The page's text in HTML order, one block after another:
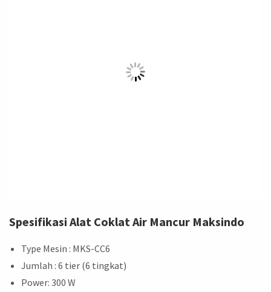
Spesifikasi Alat Coklat Air Mancur Maksindo
Type Mesin : MKS-CC6
Jumlah : 6 tier (6 tingkat)
Power: 300 W